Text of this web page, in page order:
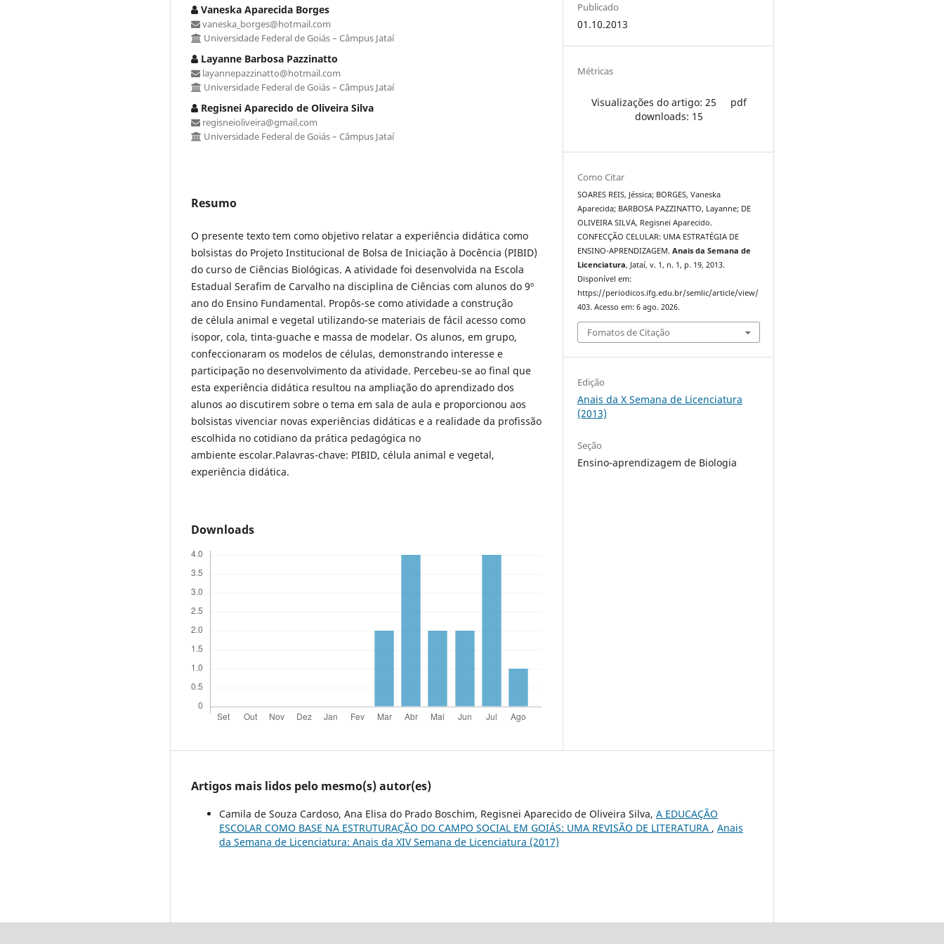
Vaneska Aparecida Borges
vaneska_borges@hotmail.com
Universidade Federal de Goiás – Câmpus Jataí
Layanne Barbosa Pazzinatto
layannepazzinatto@hotmail.com
Universidade Federal de Goiás – Câmpus Jataí
Regisnei Aparecido de Oliveira Silva
regisneioliveira@gmail.com
Universidade Federal de Goiás – Câmpus Jataí
Resumo
O presente texto tem como objetivo relatar a experiência didática como
bolsistas do Projeto Institucional de Bolsa de Iniciação à Docência (PIBID)
do curso de Ciências Biológicas. A atividade foi desenvolvida na Escola
Estadual Serafim de Carvalho na disciplina de Ciências com alunos do 9º
ano do Ensino Fundamental. Propôs-se como atividade a construção
de célula animal e vegetal utilizando-se materiais de fácil acesso como
isopor, cola, tinta-guache e massa de modelar. Os alunos, em grupo,
confeccionaram os modelos de células, demonstrando interesse e
participação no desenvolvimento da atividade. Percebeu-se ao final que
esta experiência didática resultou na ampliação do aprendizado dos
alunos ao discutirem sobre o tema em sala de aula e proporcionou aos
bolsistas vivenciar novas experiências didáticas e a realidade da profissão
escolhida no cotidiano da prática pedagógica no
ambiente escolar.Palavras-chave: PIBID, célula animal e vegetal,
experiência didática.
Downloads
Publicado
01.10.2013
Métricas
Visualizações do artigo: 25
pdf
downloads: 15
Como Citar
SOARES REIS, Jéssica; BORGES, Vaneska
Aparecida; BARBOSA PAZZINATTO, Layanne; DE
OLIVEIRA SILVA, Regisnei Aparecido.
CONFECÇÃO CELULAR: UMA ESTRATÉGIA DE
ENSINO-APRENDIZAGEM.Anais da Semana de
Licenciatura, Jataí, v. 1, n. 1, p. 19, 2013.
Disponível em:
https://periodicos.ifg.edu.br/semlic/article/view/
403. Acesso em: 6 ago. 2026.
Fomatos de Citação
Edição
Anais da X Semana de Licenciatura
(2013)
Seção
Ensino-aprendizagem de Biologia
Artigos mais lidos pelo mesmo(s) autor(es)
Camila de Souza Cardoso, Ana Elisa do Prado Boschim, Regisnei Aparecido de Oliveira Silva, A EDUCAÇÃO
ESCOLAR COMO BASE NA ESTRUTURAÇÃO DO CAMPO SOCIAL EM GOIÁS: UMA REVISÃO DE LITERATURA , Anais
da Semana de Licenciatura: Anais da XIV Semana de Licenciatura (2017)